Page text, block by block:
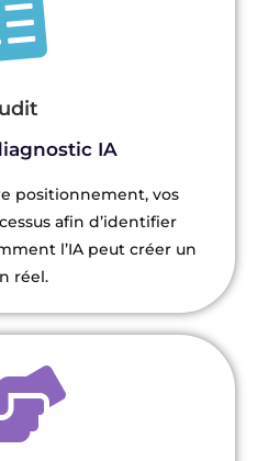
IA
positionnement, vos
afin d’identifier
l’IA peut créer un
réel.